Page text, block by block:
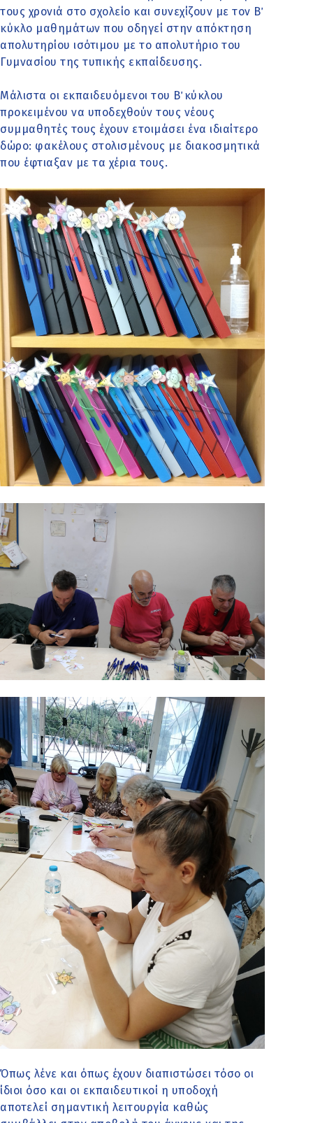
τους χρονιά στο σχολείο και συνεχίζουν με τον Β΄
κύκλο μαθημάτων που οδηγεί στην απόκτηση
απολυτηρίου ισότιμου με το απολυτήριο του
Γυμνασίου της τυπικής εκπαίδευσης.
Μάλιστα οι εκπαιδευόμενοι του Β΄ κύκλου
προκειμένου να υποδεχθούν τους νέους
συμμαθητές τους έχουν ετοιμάσει ένα ιδιαίτερο
δώρο: φακέλους στολισμένους με διακοσμητικά
που έφτιαξαν με τα χέρια τους.
Όπως λένε και όπως έχουν διαπιστώσει τόσο οι
ίδιοι όσο και οι εκπαιδευτικοί η υποδοχή
αποτελεί σημαντική λειτουργία καθώς